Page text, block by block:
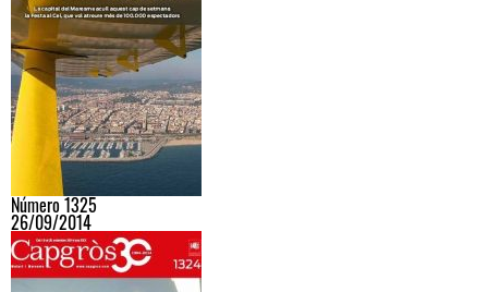
Número 1325
26/09/2014